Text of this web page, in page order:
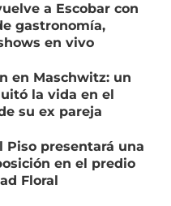
a Escobar con
gastronomía,
en vivo
en Maschwitz: un
la vida en el
su ex pareja
Piso presentará una
en el predio
Floral